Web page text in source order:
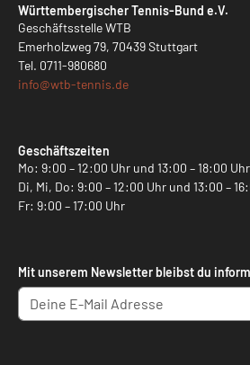
Württembergischer Tennis-Bund e.V.
Geschäftsstelle WTB
Emerholzweg 79, 70439 Stuttgart
Tel. 0711-980680
info@wtb-tennis.de
Geschäftszeiten
Mo: 9:00 – 12:00 Uhr und 13:00 – 18:00 Uhr
Di, Mi, Do: 9:00 – 12:00 Uhr und 13:00 –
Fr: 9:00 – 17:00 Uhr
Mit unserem Newsletter bleibst du